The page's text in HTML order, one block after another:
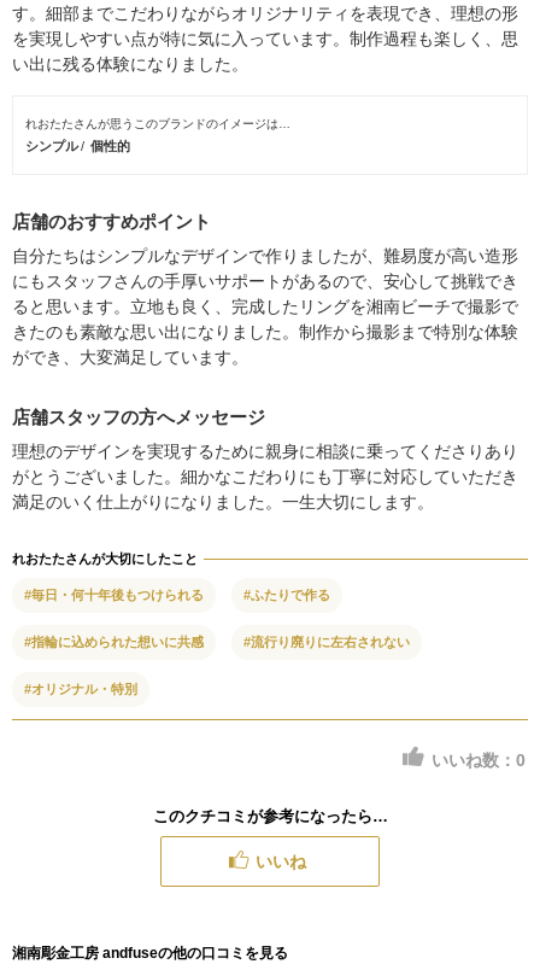
す。細部までこだわりながらオリジナリティを表現でき、理想の形
を実現しやすい点が特に気に入っています。制作過程も楽しく、思
い出に残る体験になりました。
れおたたさんが思うこのブランドのイメージは…
シンプル 個性的
店舗のおすすめポイント
自分たちはシンプルなデザインで作りましたが、難易度が高い造形
にもスタッフさんの手厚いサポートがあるので、安心して挑戦でき
ると思います。立地も良く、完成したリングを湘南ビーチで撮影で
きたのも素敵な思い出になりました。制作から撮影まで特別な体験
ができ、大変満足しています。
店舗スタッフの方へメッセージ
理想のデザインを実現するために親身に相談に乗ってくださりあり
がとうございました。細かなこだわりにも丁寧に対応していただき
満足のいく仕上がりになりました。一生大切にします。
れおたたさんが大切にしたこと
#毎日・何十年後もつけられる #ふたりで作る
#指輪に込められた想いに共感 #流行り廃りに左右されない
#オリジナル・特別
いいね数： 0
このクチコミが参考になったら…
いいね
湘南彫金工房 andfuseの他の口コミを見る